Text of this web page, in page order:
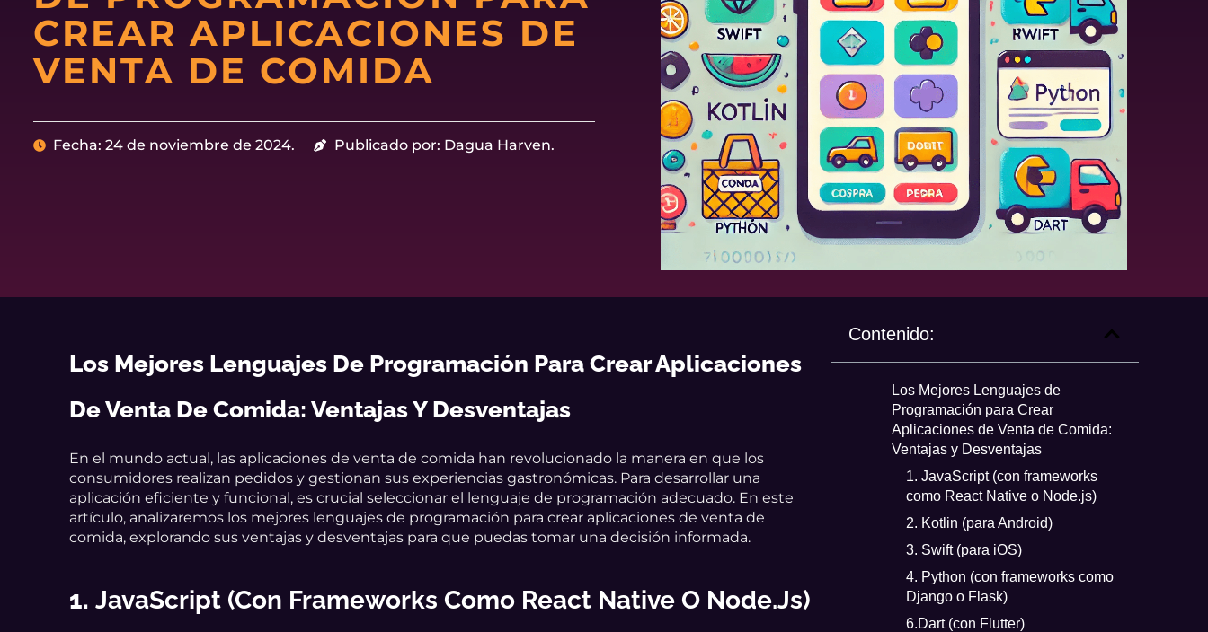
CREAR APLICACIONES DE
VENTA DE COMIDA
Fecha: 24 de noviembre de 2024. Publicado por: Dagua Harven.
Los Mejores Lenguajes De Programación Para Crear Aplicaciones
De Venta De Comida: Ventajas Y Desventajas
En el mundo actual, las aplicaciones de venta de comida han revolucionado la manera en que los
consumidores realizan pedidos y gestionan sus experiencias gastronómicas. Para desarrollar una
aplicación eficiente y funcional, es crucial seleccionar el lenguaje de programación adecuado. En este
artículo, analizaremos los mejores lenguajes de programación para crear aplicaciones de venta de
comida, explorando sus ventajas y desventajas para que puedas tomar una decisión informada.
1.JavaScript (con Frameworks Como React Native O Node.js)
Contenido:
Los Mejores Lenguajes de
Programación para Crear
Aplicaciones de Venta de Comida:
Ventajas y Desventajas
1. JavaScript (con frameworks
como React Native o Node.js)
2. Kotlin (para Android)
3. Swift (para iOS)
4. Python (con frameworks como
Django o Flask)
6.Dart (con Flutter)